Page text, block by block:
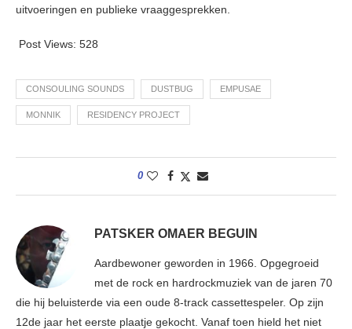
uitvoeringen en publieke vraaggesprekken.
Post Views: 528
CONSOULING SOUNDS DUSTBUG EMPUSAE
MONNIK RESIDENCY PROJECT
0
PATSKER OMAER BEGUIN
Aardbewoner geworden in 1966. Opgegroeid
met de rock en hardrockmuziek van de jaren 70
die hij beluisterde via een oude 8-track cassettespeler. Op zijn
12de jaar het eerste plaatje gekocht. Vanaf toen hield het niet